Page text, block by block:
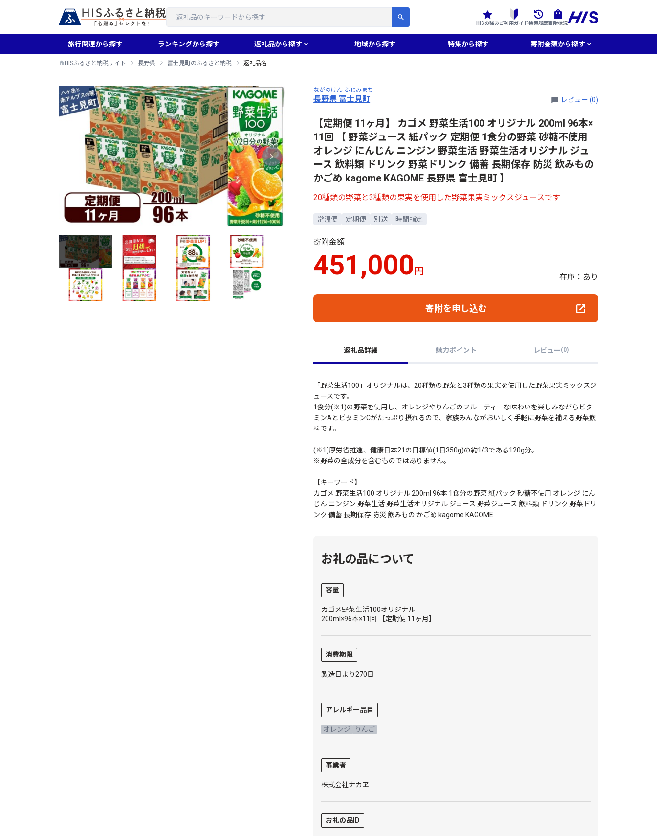
HISの強みご利用ガイド検索履歴寄附状況
旅行関連から探す ランキングから探す 返礼品から探す 地域から探す 特集から探す 寄附金額から探す
HISふるさと納税サイト 長野県 富士見町のふるさと納税 返礼品名
ながのけん ふじみまち
長野県 富士見町 レビュー (0)
【定期便 11ヶ月】 カゴメ 野菜生活100 オリジナル 200ml 96本×
11回 【 野菜ジュース 紙パック 定期便 1食分の野菜 砂糖不使用
オレンジ にんじん ニンジン 野菜生活 野菜生活オリジナル ジュ
ース 飲料類 ドリンク 野菜ドリンク 備蓄 長期保存 防災 飲みもの
かごめ kagome KAGOME 長野県 富士見町 】
20種類の野菜と3種類の果実を使用した野菜果実ミックスジュースです
常温便 定期便 別送 時間指定
寄附金額
451,000円
在庫：あり
寄附を申し込む
返礼品詳細 魅力ポイント レビュー(0)
「野菜生活100」オリジナルは、20種類の野菜と3種類の果実を使用した野菜果実ミックスジ
ュースです。
1食分(※1)の野菜を使用し、オレンジやりんごのフルーティーな味わいを楽しみながらビタ
ミンAとビタミンCがたっぷり摂れるので、家族みんながおいしく手軽に野菜を補える野菜飲
料です。
(※1)厚労省推進、健康日本21の目標値(1日350g)の約1/3である120g分。
※野菜の全成分を含むものではありません。
【キーワード】
カゴメ 野菜生活100 オリジナル 200ml 96本 1食分の野菜 紙パック 砂糖不使用 オレンジ にん
じん ニンジン 野菜生活 野菜生活オリジナル ジュース 野菜ジュース 飲料類 ドリンク 野菜ドリ
ンク 備蓄 長期保存 防災 飲みもの かごめ kagome KAGOME
お礼の品について
容量
カゴメ野菜生活100オリジナル
200ml×96本×11回 【定期便 11ヶ月】
消費期限
製造日より270日
アレルギー品目
オレンジ りんご
事業者
株式会社ナカヱ
お礼の品ID